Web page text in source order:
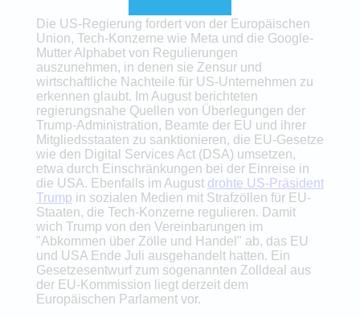
Die US-Regierung fordert von der Europäischen
Union, Tech-Konzerne wie Meta und die Google-
Mutter Alphabet von Regulierungen
auszunehmen, in denen sie Zensur und
wirtschaftliche Nachteile für US-Unternehmen zu
erkennen glaubt. Im August berichteten
regierungsnahe Quellen von Überlegungen der
Trump-Administration, Beamte der EU und ihrer
Mitgliedsstaaten zu sanktionieren, die EU-Gesetze
wie den Digital Services Act (DSA) umsetzen,
etwa durch Einschränkungen bei der Einreise in
die USA. Ebenfalls im August drohte US-Präsident
Trump in sozialen Medien mit Strafzöllen für EU-
Staaten, die Tech-Konzerne regulieren. Damit
wich Trump von den Vereinbarungen im
"Abkommen über Zölle und Handel" ab, das EU
und USA Ende Juli ausgehandelt hatten. Ein
Gesetzesentwurf zum sogenannten Zolldeal aus
der EU-Kommission liegt derzeit dem
Europäischen Parlament vor.